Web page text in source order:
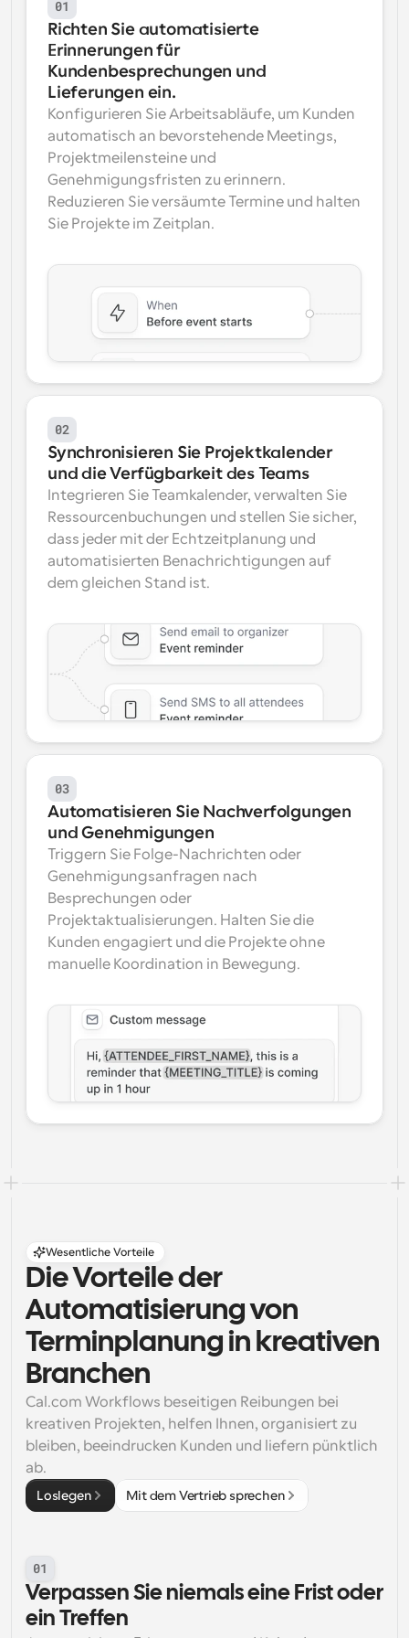
01
Richten Sie automatisierte
Erinnerungen für
Kundenbesprechungen und
Lieferungen ein.
Konfigurieren Sie Arbeitsabläufe, um Kunden
automatisch an bevorstehende Meetings,
Projektmeilensteine und
Genehmigungsfristen zu erinnern.
Reduzieren Sie versäumte Termine und halten
Sie Projekte im Zeitplan.
02
Synchronisieren Sie Projektkalender
und die Verfügbarkeit des Teams
Integrieren Sie Teamkalender, verwalten Sie
Ressourcenbuchungen und stellen Sie sicher,
dass jeder mit der Echtzeitplanung und
automatisierten Benachrichtigungen auf
dem gleichen Stand ist.
03
Automatisieren Sie Nachverfolgungen
und Genehmigungen
Triggern Sie Folge-Nachrichten oder
Genehmigungsanfragen nach
Besprechungen oder
Projektaktualisierungen. Halten Sie die
Kunden engagiert und die Projekte ohne
manuelle Koordination in Bewegung.
Wesentliche Vorteile
Die Vorteile der
Automatisierung von
Terminplanung in kreativen
Branchen
Cal.com Workflows beseitigen Reibungen bei
kreativen Projekten, helfen Ihnen, organisiert zu
bleiben, beeindrucken Kunden und liefern pünktlich
ab.
Loslegen Mit dem Vertrieb sprechen
01
Verpassen Sie niemals eine Frist oder
ein Treffen